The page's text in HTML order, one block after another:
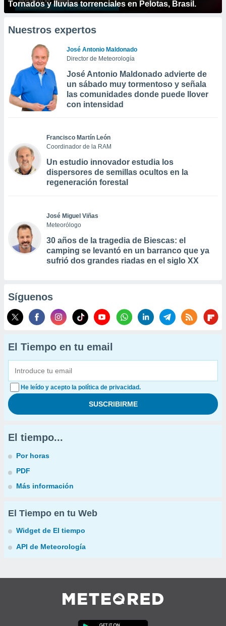
Tornados y lluvias torrenciales en Pelotas, Brasil.
Nuestros expertos
José Antonio Maldonado
Director de Meteorología
José Antonio Maldonado advierte de
un sábado muy tormentoso y señala
las comunidades donde puede llover
con intensidad
Francisco Martín León
Coordinador de la RAM
Un estudio innovador estudia los
dispersores de semillas ocultos en la
regeneración forestal
José Miguel Viñas
Meteorólogo
30 años de la tragedia de Biescas: el
camping se levantó en un barranco que ya
sufrió dos grandes riadas en el siglo XX
Síguenos
El Tiempo en tu email
He leído y acepto la política de privacidad.
El tiempo...
Por horas
PDF
Más información
El Tiempo en tu Web
Widget de El tiempo
API de Meteorología